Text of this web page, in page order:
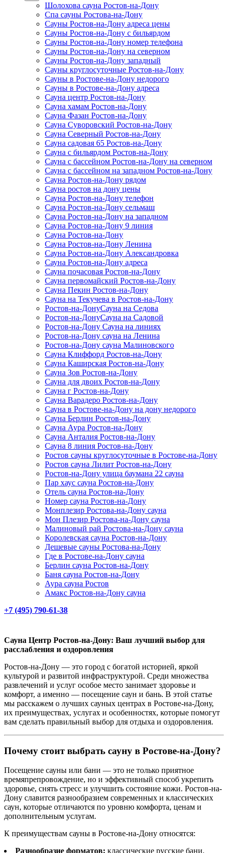
Шолохова сауна Ростов-на-Дону
Спа сауны Ростова-на-Дону
Сауны Ростов-на-Дону адреса цены
Сауны Ростов-на-Дону с бильярдом
Сауны Ростов-на-Дону номер телефона
Сауны Ростов-на-Дону на северном
Сауны Ростов-на-Дону западный
Сауны круглосуточные Ростов-на-Дону
Сауны в Ростове-на-Дону недорого
Сауны в Ростове-на-Дону адреса
Сауна центр Ростов-на-Дону
Сауна хамам Ростов-на-Дону
Сауна Фазан Ростов-на-Дону
Сауна Суворовский Ростов-на-Дону
Сауна Северный Ростов-на-Дону
Сауна садовая 65 Ростов-на-Дону
Сауна с бильярдом Ростов-на-Дону
Сауна с бассейном Ростов-на-Дону на северном
Сауна с бассейном на западном Ростов-на-Дону
Сауна Ростов-на-Дону рядом
Сауна ростов на дону цены
Сауна Ростов-на-Дону телефон
Сауна Ростов-на-Дону сельмаш
Сауна Ростов-на-Дону на западном
Сауна Ростов-на-Дону 9 линия
Сауна Ростов-на-Дону
Сауна Ростов-на-Дону Ленина
Сауна Ростов-на-Дону Александровка
Сауна Ростов-на-Дону адреса
Сауна почасовая Ростов-на-Дону
Сауна первомайский Ростов-на-Дону
Сауна Пекин Ростов-на-Дону
Сауна на Текучева в Ростов-на-Дону
Ростов-на-ДонуСауна на Седова
Ростов-на-ДонуСауна на Садовой
Ростов-на-Дону Сауна на линиях
Ростов-на-Дону сауна на Ленина
Ростов-на-Дону сауна Малиновского
Сауна Клиффорд Ростов-на-Дону
Сауна Каширская Ростов-на-Дону
Сауна Зов Ростов-на-Дону
Сауна для двоих Ростов-на-Дону
Сауна г Ростов-на-Дону
Сауна Варадеро Ростов-на-Дону
Сауна в Ростове-на-Дону на дону недорого
Сауна Берлин Ростов-на-Дону
Сауна Аура Ростов-на-Дону
Сауна Анталия Ростов-на-Дону
Сауна 8 линия Ростов-на-Дону
Ростов сауны круглосуточные в Ростове-на-Дону
Ростов сауна Лилит Ростов-на-Дону
Ростов-на-Дону улица баумана 22 сауна
Пар хаус сауна Ростов-на-Дону
Отель сауна Ростов-на-Дону
Номер сауна Ростов-на-Дону
Монплезир Ростова-на-Дону сауна
Мон Плезир Ростова-на-Дону сауна
Малиновый рай Ростова-на-Дону сауна
Королевская сауна Ростов-на-Дону
Дешевые сауны Ростова-на-Дону
Где в Ростове-на-Дону сауна
Берлин сауна Ростов-на-Дону
Баня сауна Ростов-на-Дону
Аура сауна Ростов
Амакс Ростов-на-Дону сауна
+7 (495) 790-61-38
Сауна Центр Ростов-на-Дону: Ваш лучший выбор для
расслабления и оздоровления
Ростов-на-Дону — это город с богатой историей, яркой
культурой и развитой инфраструктурой. Среди множества
развлечений и услуг особое место занимает здоровье и
комфорт, а именно — посещение саун и бань. В этой статье
мы расскажем о лучших сауных центрах в Ростове-на-Дону,
их преимуществах, услугах и особенностях, которые помогут
вам сделать правильный выбор для отдыха и оздоровления.
Почему стоит выбрать сауну в Ростове-на-Дону?
Посещение сауны или бани — это не только приятное
времяпрепровождение, но и эффективный способ укрепить
здоровье, снять стресс и улучшить состояние кожи. Ростов-на-
Дону славится разнообразием современных и классических
саун, которые отличаются по уровню комфорта, ценам и
дополнительным услугам.
К преимуществам сауны в Ростове-на-Дону относятся:
Разнообразие форматов: классические русские бани,